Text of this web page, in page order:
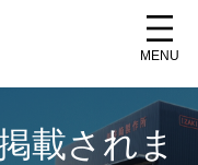
MENU
載されま